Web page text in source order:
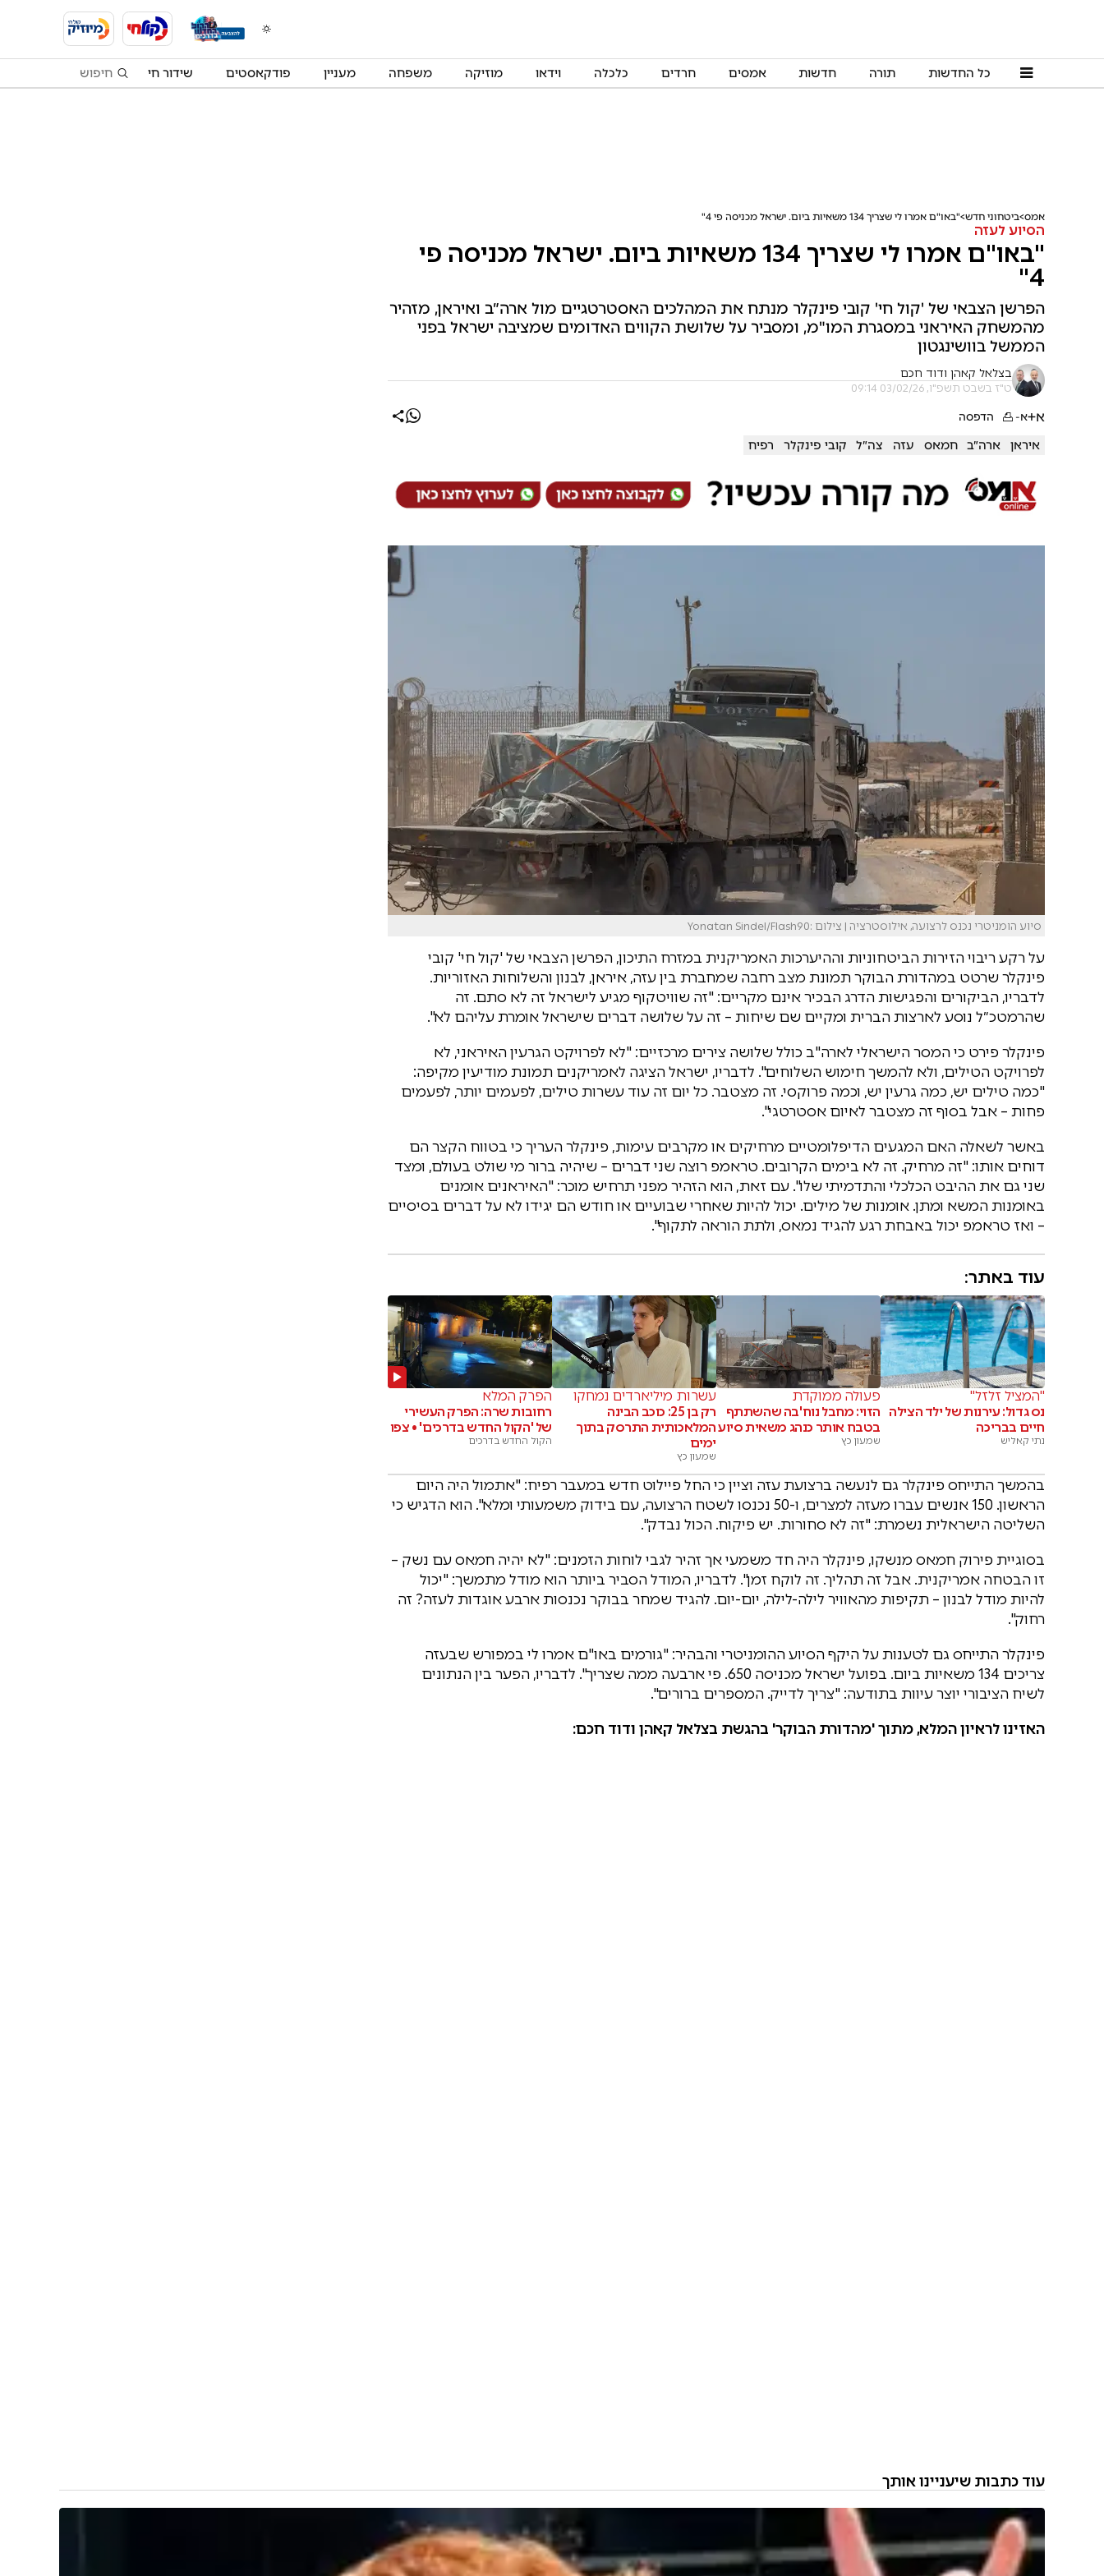
כל החדשות תורה חדשות אמסים חרדים כלכלה וידאו מוזיקה משפחה מעניין פודקאסטים שידור חי
אמס ביטחוני חדש "באו"ם אמרו לי שצריך 134 משאיות ביום. ישראל מכניסה פי 4"
הסיוע לעזה
"באו"ם אמרו לי שצריך 134 משאיות ביום. ישראל מכניסה פי
4"
הפרשן הצבאי של 'קול חי' קובי פינקלר מנתח את המהלכים האסטרטגיים מול ארה״ב ואיראן, מזהיר
מהמשחק האיראני במסגרת המו"מ, ומסביר על שלושת הקווים האדומים שמציבה ישראל בפני
הממשל בוושינגטון
בצלאל קאהן ודוד חכם
ט"ז בשבט תשפ"ו, 03/02/26 09:14
א+א- הדפסה
איראן ארה״ב חמאס עזה צה״ל קובי פינקלר רפיח
סיוע הומניטרי נכנס לרצועה, אילוסטרציה | צילום :Yonatan Sindel/Flash90
על רקע ריבוי הזירות הביטחוניות וההיערכות האמריקנית במזרח התיכון, הפרשן הצבאי של 'קול חי' קובי
פינקלר שרטט במהדורת הבוקר תמונת מצב רחבה שמחברת בין עזה, איראן, לבנון והשלוחות האזוריות.
לדבריו, הביקורים והפגישות הדרג הבכיר אינם מקריים: "זה שוויטקוף מגיע לישראל זה לא סתם. זה
שהרמטכ״ל נוסע לארצות הברית ומקיים שם שיחות – זה על שלושה דברים שישראל אומרת עליהם לא".
פינקלר פירט כי המסר הישראלי לארה"ב כולל שלושה צירים מרכזיים: "לא לפרויקט הגרעין האיראני, לא
לפרויקט הטילים, ולא להמשך חימוש השלוחים". לדבריו, ישראל הציגה לאמריקנים תמונת מודיעין מקיפה:
"כמה טילים יש, כמה גרעין יש, וכמה פרוקסי. זה מצטבר. כל יום זה עוד עשרות טילים, לפעמים יותר, לפעמים
פחות – אבל בסוף זה מצטבר לאיום אסטרטגי".
באשר לשאלה האם המגעים הדיפלומטיים מרחיקים או מקרבים עימות, פינקלר העריך כי בטווח הקצר הם
דוחים אותו: "זה מרחיק. זה לא בימים הקרובים. טראמפ רוצה שני דברים – שיהיה ברור מי שולט בעולם, ומצד
שני גם את ההיבט הכלכלי והתדמיתי שלו". עם זאת, הוא הזהיר מפני תרחיש מוכר: "האיראנים אומנים
באומנות המשא ומתן. אומנות של מילים. יכול להיות שאחרי שבועיים או חודש הם יגידו לא על דברים בסיסיים
– ואז טראמפ יכול באבחת רגע להגיד נמאס, ולתת הוראה לתקוף".
עוד באתר:
"המציל זלזל"
נס גדול: עירנות של ילד הצילה
חיים בבריכה
נתי קאליש
פעולה ממוקדת
הזוי: מחבל נוח'בה שהשתתף
בטבח אותר כנהג משאית סיוע
שמעון כץ
עשרות מיליארדים נמחקו
רק בן 25: כוכב הבינה
המלאכותית התרסק בתוך
ימים
שמעון כץ
הפרק המלא
רחובות שרה: הפרק העשירי
של 'הקול החדש בדרכים' • צפו
הקול החדש בדרכים
בהמשך התייחס פינקלר גם לנעשה ברצועת עזה וציין כי החל פיילוט חדש במעבר רפיח: "אתמול היה היום
הראשון. 150 אנשים עברו מעזה למצרים, ו-50 נכנסו לשטח הרצועה, עם בידוק משמעותי ומלא". הוא הדגיש כי
השליטה הישראלית נשמרת: "זה לא סחורות. יש פיקוח. הכול נבדק".
בסוגיית פירוק חמאס מנשקו, פינקלר היה חד משמעי אך זהיר לגבי לוחות הזמנים: "לא יהיה חמאס עם נשק –
זו הבטחה אמריקנית. אבל זה תהליך. זה לוקח זמן". לדבריו, המודל הסביר ביותר הוא מודל מתמשך: "יכול
להיות מודל לבנון – תקיפות מהאוויר לילה-לילה, יום-יום. להגיד שמחר בבוקר נכנסות ארבע אוגדות לעזה? זה
רחוק".
פינקלר התייחס גם לטענות על היקף הסיוע ההומניטרי והבהיר: "גורמים באו"ם אמרו לי במפורש שבעזה
צריכים 134 משאיות ביום. בפועל ישראל מכניסה 650. פי ארבעה ממה שצריך". לדבריו, הפער בין הנתונים
לשיח הציבורי יוצר עיוות בתודעה: "צריך לדייק. המספרים ברורים".
האזינו לראיון המלא, מתוך 'מהדורת הבוקר' בהגשת בצלאל קאהן ודוד חכם:
עוד כתבות שיעניינו אותך